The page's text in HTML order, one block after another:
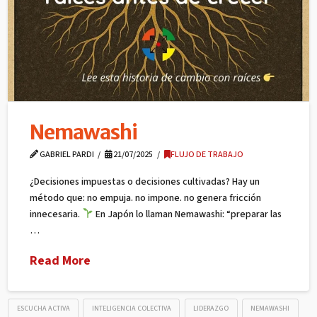
Nemawashi
GABRIEL PARDI 21/07/2025 FLUJO DE TRABAJO
¿Decisiones impuestas o decisiones cultivadas? Hay un
método que: no empuja. no impone. no genera fricción
innecesaria.
En Japón lo llaman Nemawashi: “preparar las
…
Read More
ESCUCHA ACTIVA INTELIGENCIA COLECTIVA LIDERAZGO NEMAWASHI